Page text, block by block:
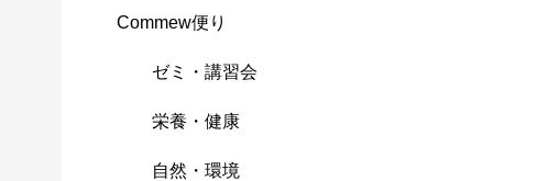
Commew便り
ゼミ・講習会
栄養・健康
自然・環境